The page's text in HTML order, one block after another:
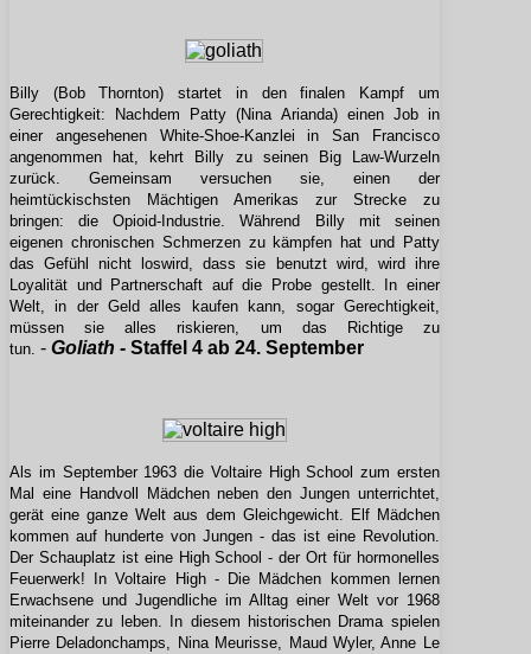
Billy (Bob Thornton) startet in den finalen Kampf um
Gerechtigkeit: Nachdem Patty (Nina Arianda) einen Job in
einer angesehenen White-Shoe-Kanzlei in San Francisco
angenommen hat, kehrt Billy zu seinen Big Law-Wurzeln
zurück. Gemeinsam versuchen sie, einen der
heimtückischsten Mächtigen Amerikas zur Strecke zu
bringen: die Opioid-Industrie. Während Billy mit seinen
eigenen chronischen Schmerzen zu kämpfen hat und Patty
das Gefühl nicht loswird, dass sie benutzt wird, wird ihre
Loyalität und Partnerschaft auf die Probe gestellt. In einer
Welt, in der Geld alles kaufen kann, sogar Gerechtigkeit,
müssen sie alles riskieren, um das Richtige zu
tun. - Goliath - Staffel 4 ab 24. September
Als im September 1963 die Voltaire High School zum ersten
Mal eine Handvoll Mädchen neben den Jungen unterrichtet,
gerät eine ganze Welt aus dem Gleichgewicht. Elf Mädchen
kommen auf hunderte von Jungen - das ist eine Revolution.
Der Schauplatz ist eine High School - der Ort für hormonelles
Feuerwerk! In Voltaire High - Die Mädchen kommen lernen
Erwachsene und Jugendliche im Alltag einer Welt vor 1968
miteinander zu leben. In diesem historischen Drama spielen
Pierre Deladonchamps, Nina Meurisse, Maud Wyler, Anne Le